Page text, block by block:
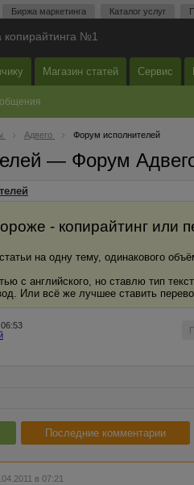
Биржа маркетинга Каталог услуг
копирайтинга №1
Магазин статей Сервис
Адвего Форум исполнителей
— Форум
- копирайтинг или
на одну тему, одинакового
с английского, но ставлю тип
Или всё же лучшее ставить
06:53
Последние комментарии
в 07:21